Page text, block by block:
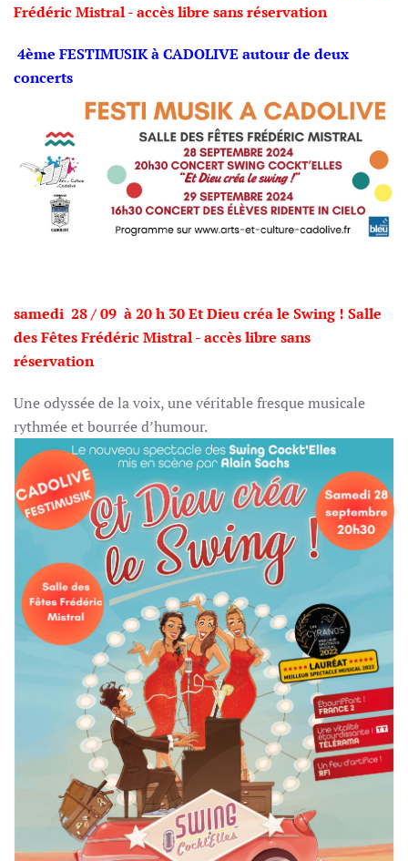
Frédéric Mistral -accès libre sans réservation
4ème FESTIMUSIK à CADOLIVE autour de deux
concerts
samedi 28 / 09 à 20 h 30 Et Dieu créa le Swing ! Salle
des Fêtes Frédéric Mistral -accès libre sans
réservation
Une odyssée de la voix, une véritable fresque musicale
rythmée et bourrée d’humour.